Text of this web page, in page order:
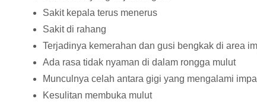
Sakit kepala terus menerus
Sakit di rahang
Terjadinya kemerahan dan gusi bengkak di area
Ada rasa tidak nyaman di dalam rongga mulut
Munculnya celah antara gigi yang mengalami
Kesulitan membuka mulut